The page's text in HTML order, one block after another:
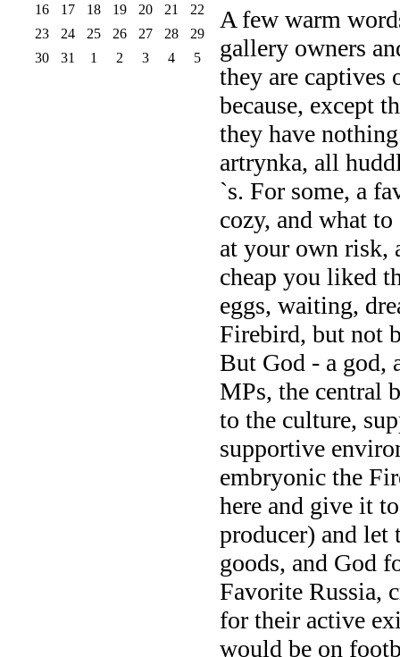
A few warm
gallery owners
they are
because, except
they have
artrynka, all
`s. For some, a
cozy, and what
at your own risk,
cheap you liked
eggs, waiting,
Firebird, but not
But God - a god,
MPs, the central
to the culture,
supportive
embryonic the
here and give it
producer) and let
goods, and God
Favorite Russia,
for their active
would be on
16
17 18 19 20 21
22
23
24 25 26 27 28
29
30
31 1 2 3 4 5